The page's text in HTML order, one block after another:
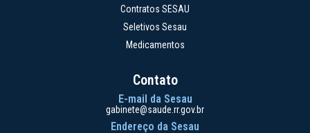
Contratos SESAU
Seletivos Sesau
Medicamentos
Contato
E-mail da Sesau
gabinete@saude.rr.gov.br
Endereço da Sesau